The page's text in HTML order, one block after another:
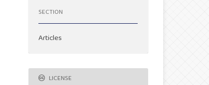
SECTION
Articles
LICENSE